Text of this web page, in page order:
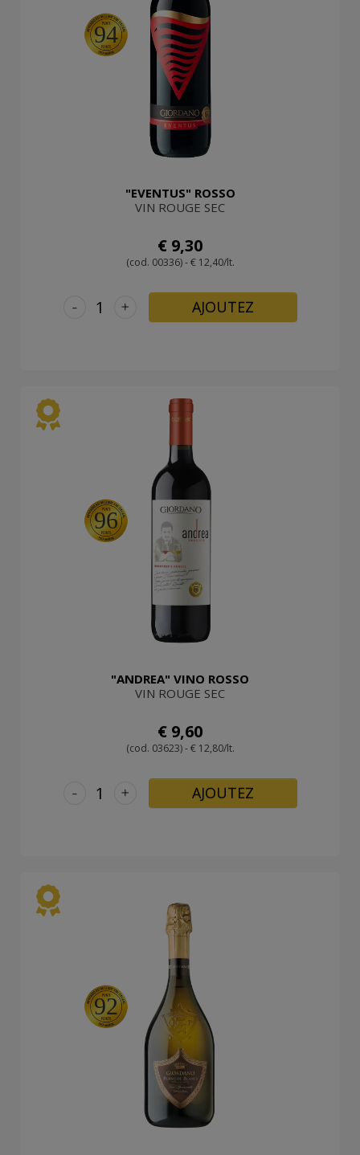
94
"EVENTUS" ROSSO
VIN ROUGE SEC
€ 9,30
(cod. 00336) - € 12,40/lt.
+
- AJOUTEZ
96
"ANDREA" VINO ROSSO
VIN ROUGE SEC
€ 9,60
(cod. 03623) - € 12,80/lt.
+
- AJOUTEZ
92